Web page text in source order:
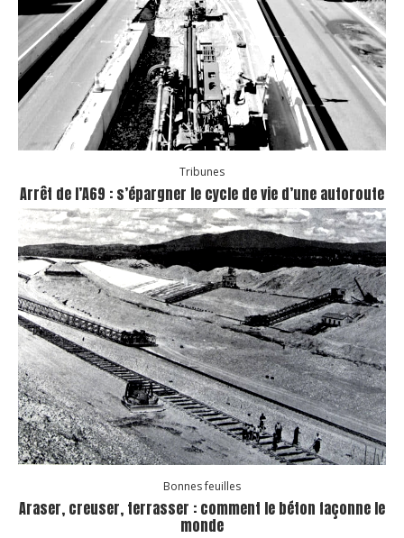
Tribunes
Arrêt de l’A69 : s’épargner le cycle de vie d’une autoroute
Bonnes feuilles
Araser, creuser, terrasser : comment le béton façonne le
monde